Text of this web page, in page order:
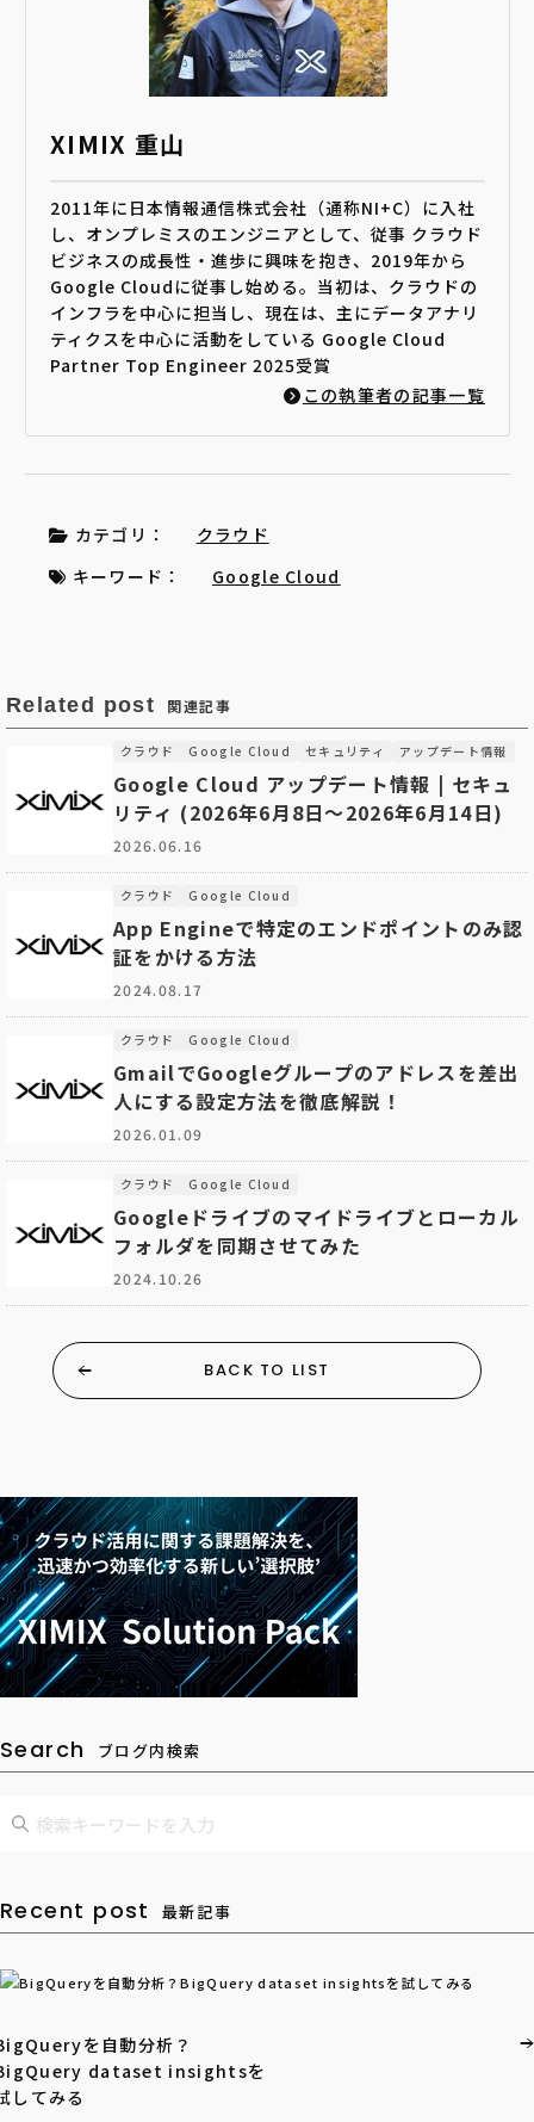
XIMIX 重山
2011年に日本情報通信株式会社（通称NI+C）に入社
し、オンプレミスのエンジニアとして、従事 クラウド
ビジネスの成長性・進歩に興味を抱き、2019年から
Google Cloudに従事し始める。当初は、クラウドの
インフラを中心に担当し、現在は、主にデータアナリ
ティクスを中心に活動をしている Google Cloud
Partner Top Engineer 2025受賞
この執筆者の記事一覧
カテゴリ：
クラウド
キーワード：
Google Cloud
Related post 関連記事
クラウド Google Cloud セキュリティ アップデート情報
Google Cloud アップデート情報 | セキュ
リティ (2026年6月8日〜2026年6月14日)
2026.06.16
クラウド Google Cloud
App Engineで特定のエンドポイントのみ認
証をかける方法
2024.08.17
クラウド Google Cloud
GmailでGoogleグループのアドレスを差出
人にする設定方法を徹底解説！
2026.01.09
クラウド Google Cloud
Googleドライブのマイドライブとローカル
フォルダを同期させてみた
2024.10.26
BACK TO LIST
Search ブログ内検索
Recent post 最新記事
を自動分析？
dataset insightsを
してみる